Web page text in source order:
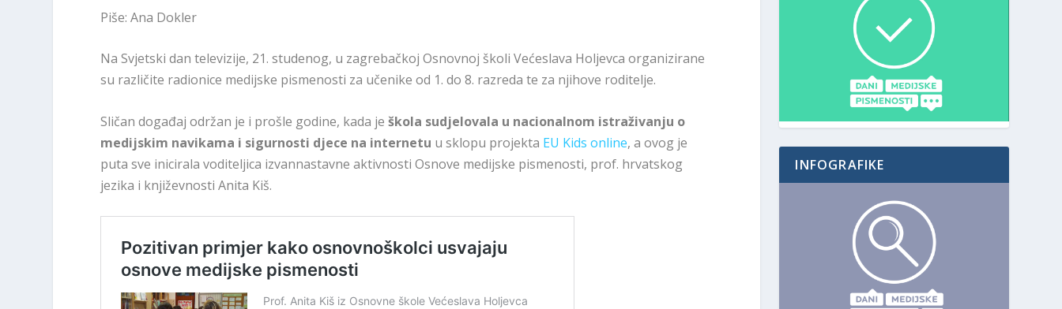
Piše: Ana Dokler
Na Svjetski dan televizije, 21. studenog, u zagrebačkoj Osnovnoj školi Većeslava Holjevca organizirane
su različite radionice medijske pismenosti za učenike od 1. do 8. razreda te za njihove roditelje.
Sličan događaj održan je i prošle godine, kada ješkola sudjelovala u nacionalnom istraživanju o
medijskim navikama i sigurnosti djece na internetu u sklopu projekta EU Kids online, a ovog je
puta sve inicirala voditeljica izvannastavne aktivnosti Osnove medijske pismenosti, prof. hrvatskog
jezika i književnosti Anita Kiš.
INFOGRAFIKE